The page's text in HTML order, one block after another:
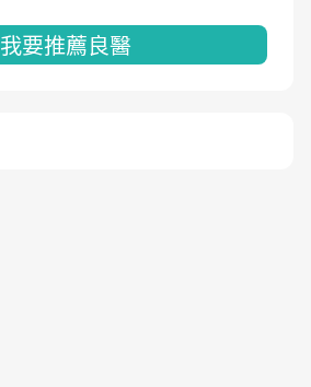
我要推薦良醫